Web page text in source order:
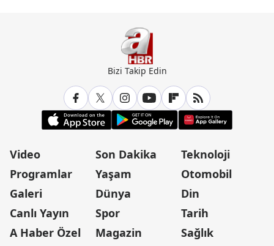
Bizi Takip Edin
Video
Programlar
Galeri
Canlı Yayın
A Haber Özel
Son Dakika
Yaşam
Dünya
Spor
Magazin
Teknoloji
Otomobil
Din
Tarih
Sağlık